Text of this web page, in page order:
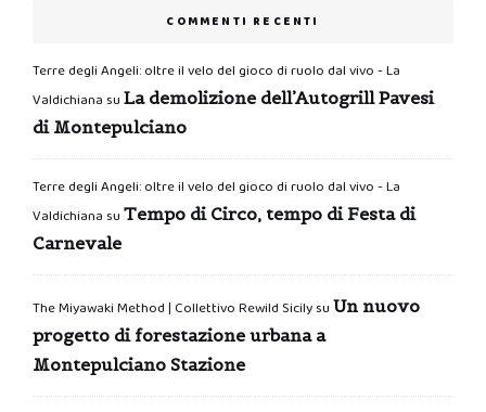
COMMENTI RECENTI
Terre degli Angeli: oltre il velo del gioco di ruolo dal vivo - La
Valdichiana su La demolizione dell’Autogrill Pavesi
di Montepulciano
Terre degli Angeli: oltre il velo del gioco di ruolo dal vivo - La
Valdichiana su Tempo di Circo, tempo di Festa di
Carnevale
The Miyawaki Method | Collettivo Rewild Sicilysu Un nuovo
progetto di forestazione urbana a
Montepulciano Stazione